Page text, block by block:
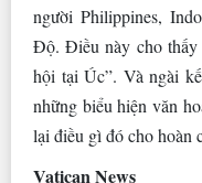
người Philippines,
Độ. Điều này cho thấy
hội tại Úc”. Và ngài
những biểu hiện văn
lại điều gì đó cho hoàn
Vatican News